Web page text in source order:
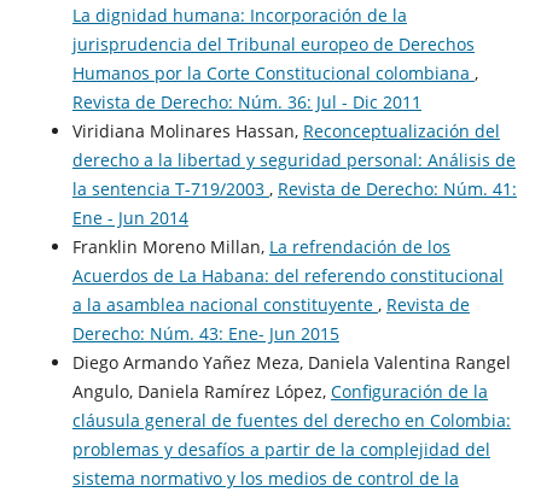
La dignidad humana: Incorporación de la
jurisprudencia del Tribunal europeo de Derechos
Humanos por la Corte Constitucional colombiana ,
Revista de Derecho: Núm. 36: Jul - Dic 2011
Viridiana Molinares Hassan, Reconceptualización del
derecho a la libertad y seguridad personal: Análisis de
la sentencia T-719/2003 , Revista de Derecho: Núm. 41:
Ene - Jun 2014
Franklin Moreno Millan, La refrendación de los
Acuerdos de La Habana: del referendo constitucional
a la asamblea nacional constituyente , Revista de
Derecho: Núm. 43: Ene- Jun 2015
Diego Armando Yañez Meza, Daniela Valentina Rangel
Angulo, Daniela Ramírez López, Configuración de la
cláusula general de fuentes del derecho en Colombia:
problemas y desafíos a partir de la complejidad del
sistema normativo y los medios de control de la